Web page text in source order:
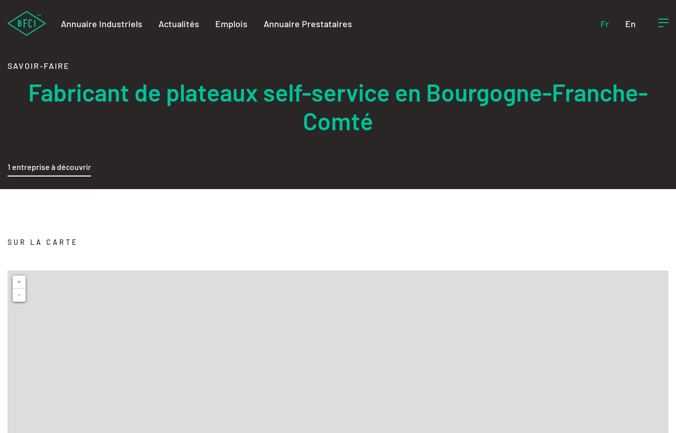
Annuaire Industriels Actualités Emplois Annuaire Prestataires Fr En
SAVOIR-FAIRE
Fabricant de plateaux self-service en Bourgogne-Franche-
Comté
1 entreprise à découvrir
SUR LA CARTE
+
−